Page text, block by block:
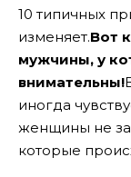
10 типичных
изменяет.Вот
мужчины, у
внимательны!
иногда
женщины не
которые